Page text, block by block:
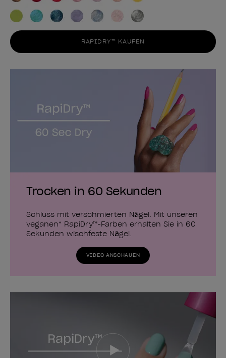
RAPIDRY™ KAUFEN
Trocken in 60 Sekunden
Schluss mit verschmierten Nägel. Mit unseren
veganen* RapiDry™-Farben erhalten Sie in 60
Sekunden wischfeste Nägel.
VIDEO ANSCHAUEN